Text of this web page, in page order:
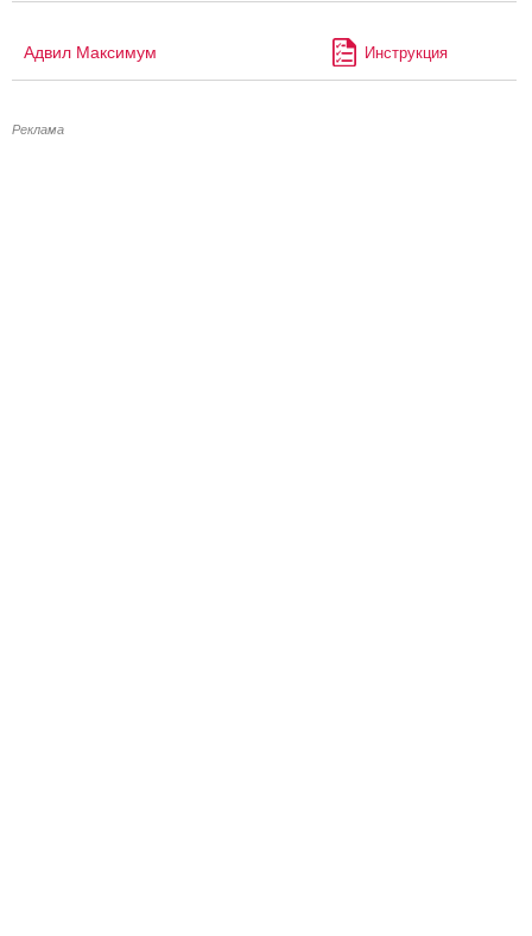
Адвил Максимум Инструкция
Реклама